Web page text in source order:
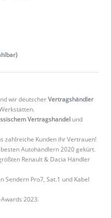
wir deutscherVertragshändler
Vertragshandel und
zahlreiche Kunden ihr Vertrauen!
Autohändlern 2020 gekürt.
Renault & Dacia Händler
Sendern Pro7, Sat.1 und Kabel
2023.